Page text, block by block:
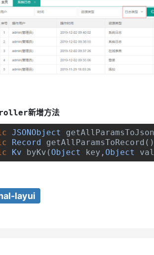
新增方法
JSONObject
getAllParamsToJson
Record getAllParamsToRecord
Kv byKv ( Object key , Object
layui